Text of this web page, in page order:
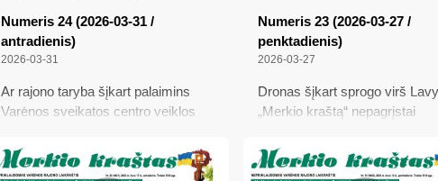
Numeris 24 (2026-03-31 /
antradienis)
2026-03-31
Ar rajono taryba šįkart palaimins
Varėnos sveikatos centro veiklos
Kapčiamiesčio poligono, bet
nuomonę tuo klausimu turi; Kas
Numeris 23 (2026-03-27 /
penktadienis)
2026-03-27
Dronas šįkart sprogo virš
„Merkio kraštą“ nepagrįstai
Edvardas Turonis: „Komentarų
nebus“; Naujosios Stėgalių